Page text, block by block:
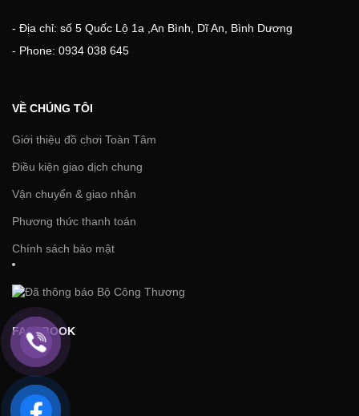
- Địa chỉ: số 5 Quốc Lộ 1a ,An Bình, Dĩ An, Bình Dương
- Phone: 0934 038 645
VỀ CHÚNG TÔI
Giới thiệu đồ chơi Toàn Tâm
Điều kiện giao dịch chung
Vận chuyển & giao nhận
Phương thức thanh toán
Chính sách bảo mật
FACEBOOK